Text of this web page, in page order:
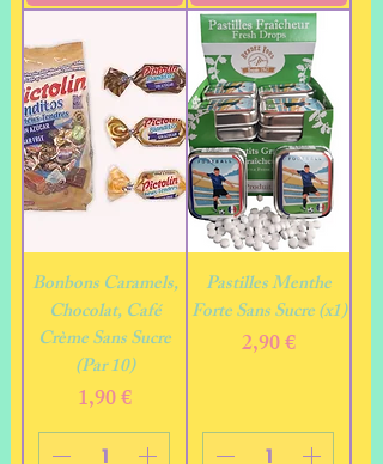
Bonbons Caramels,
Chocolat, Café
Crème Sans Sucre
(Par 10)
Prix
1,90 €
Pastilles Menthe
Forte Sans Sucre (x1)
Prix
2,90 €